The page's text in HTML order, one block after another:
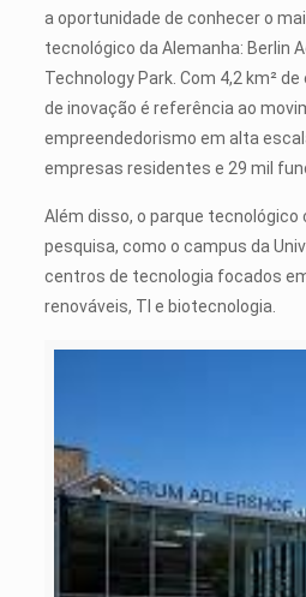
a oportunidade de conhecer o
tecnológico da Alemanha: Berlin
Technology Park. Com 4,2 km²de
de inovação é referência ao
empreendedorismo em alta
empresas residentes e 29 mil
Além disso, o parque
pesquisa, como o campus da
centros de tecnologia focados
renováveis, TI e biotecnologia.